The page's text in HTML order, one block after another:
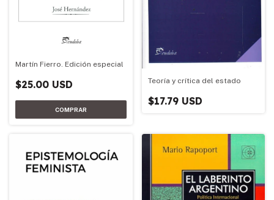
Martín Fierro. Edición especial
$25.00 USD Teoría y crítica del estado
$17.79 USD